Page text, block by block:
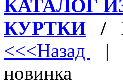
КАТАЛОГ
КУРТКИ /
<<<Назад
|
новинка